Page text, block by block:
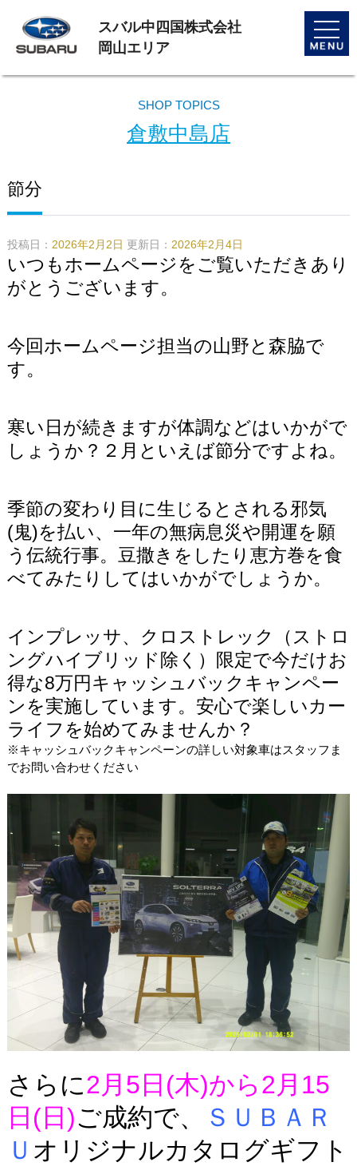
toggle
スバル中四国株式会社
岡山エリア
SHOP TOPICS
倉敷中島店
節分
投稿日： 2026年2月2日 更新日： 2026年2月4日
いつもホームページをご覧いただきあり
がとうございます。
今回ホームページ担当の山野と森脇で
す。
寒い日が続きますが体調などはいかがで
しょうか？２月といえば節分ですよね。
季節の変わり目に生じるとされる邪気
(鬼)を払い、一年の無病息災や開運を願
う伝統行事。豆撒きをしたり恵方巻を食
べてみたりしてはいかがでしょうか。
インプレッサ、クロストレック（ストロ
ングハイブリッド除く）限定で今だけお
得な8万円キャッシュバックキャンペー
ンを実施しています。安心で楽しいカー
ライフを始めてみませんか？
※キャッシュバックキャンペーンの詳しい対象車はスタッフま
でお問い合わせください
さらに2月5日(木)から2月15
日(日)ご成約で、
ＳＵＢＡＲ
Ｕ オリジナルカタログギフト